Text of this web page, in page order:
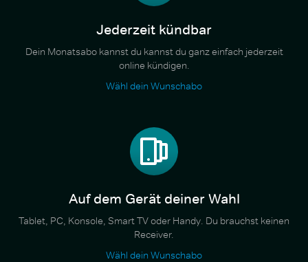
Jederzeit kündbar
Dein Monatsabo kannst du kannst du ganz einfach jederzeit
online kündigen.
Wähl dein Wunschabo
Auf dem Gerät deiner Wahl
Tablet, PC, Konsole, Smart TV oder Handy. Du brauchst keinen
Receiver.
Wähl dein Wunschabo